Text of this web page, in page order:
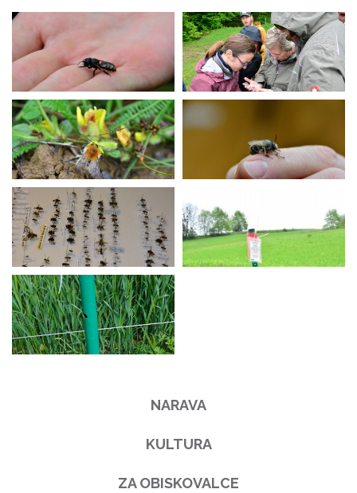
NARAVA
KULTURA
ZA OBISKOVALCE